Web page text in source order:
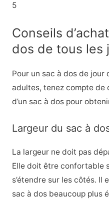
5
Conseils
dos de tous les
Pour un sac à dos de
adultes, tenez compte de
d’un sac à dos pour
Largeur du sac à
La largeur ne doit pas
Elle doit être confortable
s’étendre sur les côtés.
sac à dos beaucoup plus